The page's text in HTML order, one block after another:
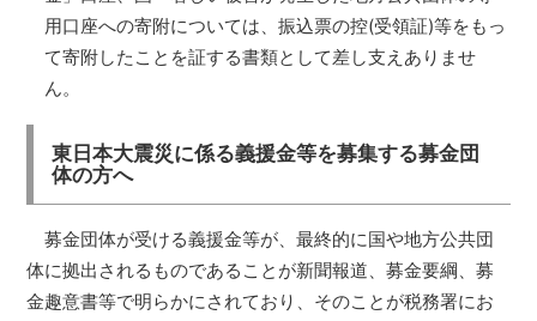
用口座への寄附については、振込票の控(受領証)等をもっ
て寄附したことを証する書類として差し支えありませ
ん。
東日本大震災に係る義援金等を募集する募金団
体の方へ
募金団体が受ける義援金等が、最終的に国や地方公共団
体に拠出されるものであることが新聞報道、募金要綱、募
金趣意書等で明らかにされており、そのことが税務署にお